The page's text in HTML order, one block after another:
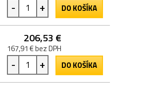
- + DO KOŠÍKA
206,53 €
167,91 € bez DPH
- + DO KOŠÍKA